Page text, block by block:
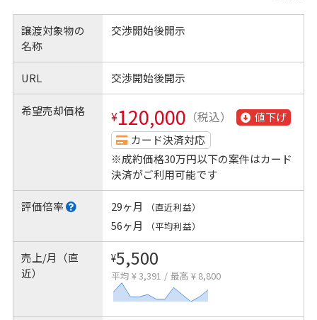
譲渡対象物の
名称
交渉開始後開示
URL 交渉開始後開示
希望売却価格 ¥120,000 （税込）
値下げ
カード決済対応
※成約価格30万円以下の案件はカード
決済がご利用可能です
評価倍率 29ヶ月 （直近利益）
56ヶ月 （平均利益）
売上/月（直
近）
¥5,500
平均 ¥ 3,391 / 最高 ¥ 8,800